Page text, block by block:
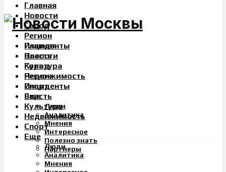
Главная
Новости
Город
Регион
Инциденты
Власть
Культура
Недвижимость
Спорт
Еще
Люди
Аналитика
Мнения
Интересное
Полезно знать
Партнеры
Главная
Новости
Город
Регион
Инциденты
Власть
Культура
Недвижимость
Спорт
Еще
Люди
Аналитика
Мнения